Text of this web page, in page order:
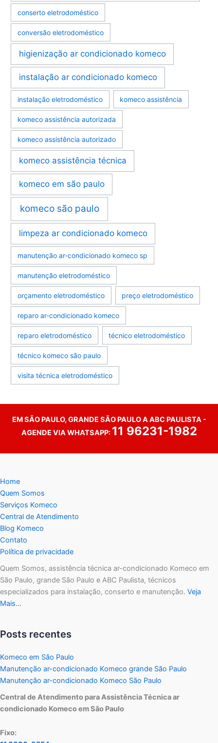
conserto eletrodoméstico
conversão eletrodoméstico
higienização ar condicionado komeco
instalação ar condicionado komeco
instalação eletrodoméstico komeco assistência
komeco assistência autorizada
komeco assistência autorizado
komeco assistência técnica
komeco em são paulo
komeco são paulo
limpeza ar condicionado komeco
manutenção ar-condicionado komeco sp
manutenção eletrodoméstico
orçamento eletrodoméstico preço eletrodoméstico
reparo ar-condicionado komeco
reparo eletrodoméstico técnico eletrodoméstico
técnico komeco são paulo
visita técnica eletrodoméstico
EM SÃO PAULO, GRANDE SÃO PAULO A ABC PAULISTA -
AGENDE VIA WHATSAPP: 11 96231-1982
Home
Quem Somos
Serviços Komeco
Central de Atendimento
Blog Komeco
Contato
Política de privacidade
Quem Somos, assistência técnica ar-condicionado Komeco em
São Paulo, grande São Paulo e ABC Paulista, técnicos
especializados para instalação, conserto e manutenção. Veja
Mais…
Posts recentes
Komeco em São Paulo
Manutenção ar-condicionado Komeco grande São Paulo
Manutenção ar-condicionado Komeco São Paulo
Central de Atendimento para Assistência Técnica ar
condicionado Komeco em São Paulo
Fixo: